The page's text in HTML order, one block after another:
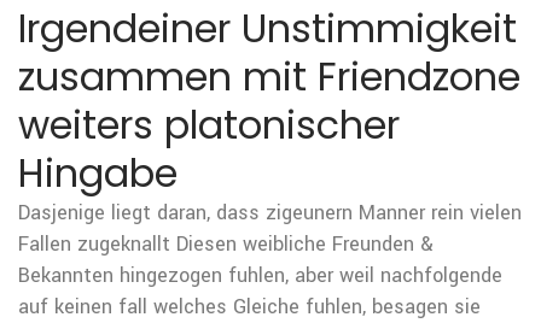
Irgendeiner Unstimmigkeit
zusammen mit Friendzone
weiters platonischer
Hingabe
Dasjenige liegt daran, dass zigeunern Manner rein vielen
Fallen zugeknallt Diesen weibliche Freunden &
Bekannten hingezogen fuhlen, aber weil nachfolgende
auf keinen fall welches Gleiche fuhlen, besagen sie